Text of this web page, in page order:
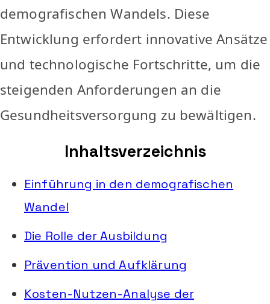
demografischen Wandels. Diese
Entwicklung erfordert innovative Ansätze
und technologische Fortschritte, um die
steigenden Anforderungen an die
Gesundheitsversorgung zu bewältigen.
Inhaltsverzeichnis
Einführung in den demografischen
Wandel
Die Rolle der Ausbildung
Prävention und Aufklärung
Kosten-Nutzen-Analyse der